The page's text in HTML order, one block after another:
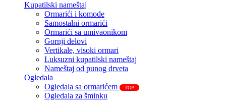
Kupatilski nameštaj
Ormarići i komode
Samostalni ormarići
Ormarići sa umivaonikom
Gornji delovi
Vertikale, visoki ormari
Luksuzni kupatilski nameštaj
Nameštaj od punog drveta
Ogledala
Ogledala sa ormarićem
TOP
Ogledala za šminku